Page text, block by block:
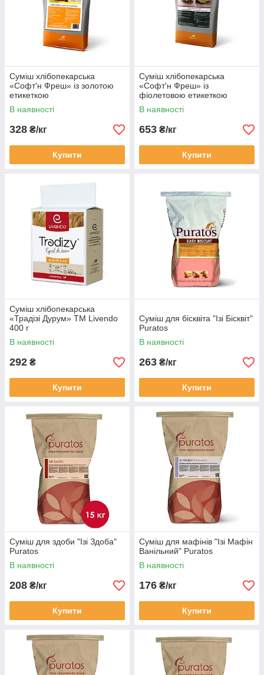
Суміш хлібопекарська
«Софт'н Фреш» із золотою
етикеткою
В наявності
328 ₴/кг
Купити
Суміш хлібопекарська
«Софт'н Фреш» із
фіолетовою етикеткою
В наявності
653 ₴/кг
Купити
Суміш хлібопекарська
«Традізі Дурум» TM Livendo
400 г
В наявності
292 ₴
Купити
Суміш для бісквіта "Ізі Бісквіт"
Puratos
В наявності
263 ₴/кг
Купити
Суміш для здоби "Ізі Здоба"
Puratos
В наявності
208 ₴/кг
Купити
Суміш для мафінів "Ізі Мафін
Ванільний" Puratos
В наявності
176 ₴/кг
Купити